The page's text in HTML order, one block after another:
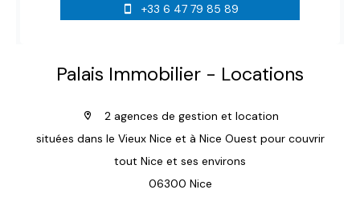
+33 6 47 79 85 89
Palais Immobilier - Locations
2 agences de gestion et location
situées dans le Vieux Nice et à Nice Ouest pour couvrir
tout Nice et ses environs
06300 Nice